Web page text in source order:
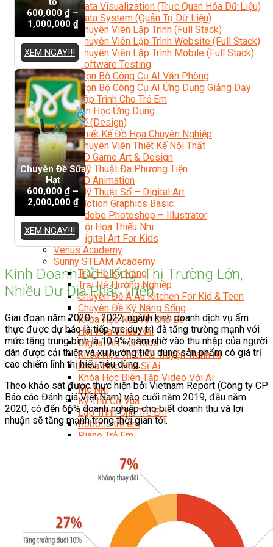
Data Visualization (Trực Quan Hóa Dữ Liệu)
Data System (Quản Trị Dữ Liệu)
Chuyên Viên Lập Trình (Full Stack)
Chuyên Viên Lập Trình Website (Full Stack)
Chuyên Viên Lập Trình Mobile (Full Stack)
Software Testing
Trọn Bộ Công Cụ AI Văn Phòng
Trọn Bộ Công Cụ AI Ứng Dụng Giảng Dạy
Lập Trình Cho Trẻ Em
Tin Học Ứng Dụng
Thiết Kế (Design)
Thiết Kế Đồ Họa Chuyên Nghiệp
Chuyên Viên Thiết Kế Nội Thất
3D Game Art & Design
Mỹ Thuật Đa Phương Tiện
3D Animation
Mỹ Thuật Số – Digital Art
Motion Graphics Basic
Adobe Photoshop – Illustrator
Hội Họa Thiếu Nhi
Digital Art For Kids
Venus Academy
Sunny STEAM Academy
Trại Hè Kỹ Năng
Trại Hè Hướng Nghiệp
Chuyên Đề Á Âu Kitchen For Kid & Teen
Chuyên Đề Kỹ Năng Sống
Khóa Học Nấu Ăn Cho Bé
Hội Họa Thiếu Nhi
Digital Art For Kids
Khóa Học Thiết Kế Truyện Tranh Ai
Khóa Học Họa Sĩ Ai
Khóa Học Biên Tập Video Với Ai
Mc Nhí
Kỳ Thủ Cờ Vua
Lập Trình Cho Trẻ Em
Robotic trẻ em
Piano Trẻ Em
Sơ Cấp Cứu Cho Trẻ Em
Toán Tư Duy
Bếp Gia Đình
Kỹ Thuật Chế Biến Món Ăn
Kỹ Thuật Làm Bánh
Kỹ Thuật Pha Chế Đồ Uống
Quản Trị Khách Sạn
600,000₫–
1,000,000 ₫
XEM NGAY!!!
Chuyên Đề Sữa
Hạt
600,000 ₫ –
2,000,000 ₫
XEM NGAY!!!
Kinh Doanh Đồ Uống: Thị Trường Lớn,
Nhiều Dư Địa Phát Triển
Giai đoạn năm 2020 – 2022, ngành kinh doanh dịch vụ ẩm
thực được dự báo là tiếp tục duy trì đà tăng trường mạnh với
mức tăng trung bình là 10.9%/năm nhờ vào thu nhập của người
dân được cải thiện và xu hướng tiêu dùng sản phẩm có giá trị
cao chiếm lĩnh thị hiếu tiêu dùng.
Theo khảo sát được thực hiện bởi Vietnam Report (Công ty CP
Báo cáo Đánh giá Việt Nam) vào cuối năm 2019, đầu năm
2020, có đến 66% doanh nghiệp cho biết doanh thu và lợi
nhuận sẽ tăng mạnh trong thời gian tới.